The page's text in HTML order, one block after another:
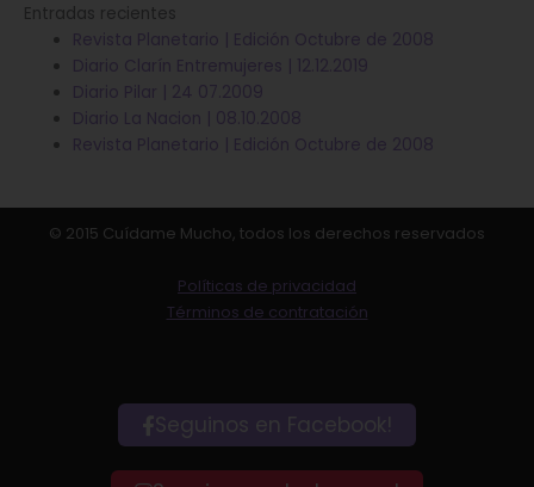
Entradas recientes
Revista Planetario | Edición Octubre de 2008
Diario Clarín Entremujeres | 12.12.2019
Diario Pilar | 24 07.2009
Diario La Nacion | 08.10.2008
Revista Planetario | Edición Octubre de 2008
© 2015 Cuídame Mucho, todos los derechos reservados
Políticas de privacidad
Términos de contratación
Seguinos en Facebook!